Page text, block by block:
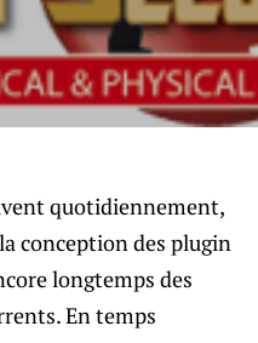
quotidiennement,
conception des plugin
longtemps des
En temps